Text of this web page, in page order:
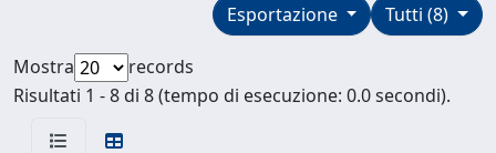
Tutti (8)
Esportazione
Mostra
records
Risultati 1 - 8 di 8 (tempo di esecuzione: 0.0 secondi).